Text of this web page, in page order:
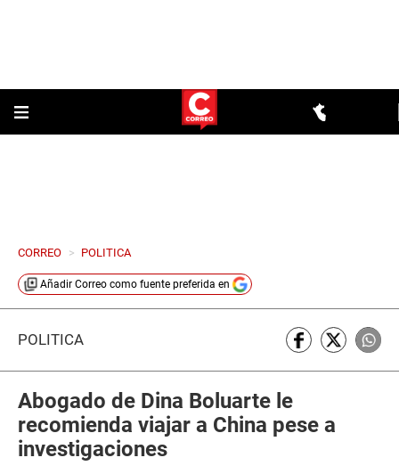
CORREO > POLITICA
Añadir Correo como fuente preferida en
POLÍTICA
Abogado de Dina Boluarte le
recomienda viajar a China pese a
investigaciones